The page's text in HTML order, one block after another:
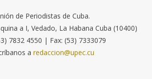
de Periodistas de Cuba.
a I, Vedado, La Habana Cuba (10400)
7832 4550 | Fax: (53) 7333079
a redaccion@upec.cu